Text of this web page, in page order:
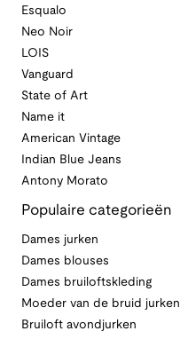
Esqualo
Neo Noir
LOIS
Vanguard
State of Art
Name it
American Vintage
Indian Blue Jeans
Antony Morato
Populaire categorieën
Dames jurken
Dames blouses
Dames bruiloftskleding
Moeder van de bruid jurken
Bruiloft avondjurken